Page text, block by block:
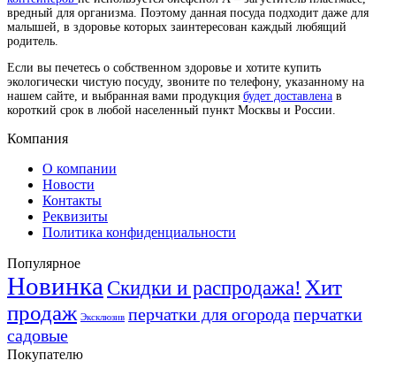
вредный для организма. Поэтому данная посуда подходит даже для
малышей, в здоровье которых заинтересован каждый любящий
родитель.
Если вы печетесь о собственном здоровье и хотите купить
экологически чистую посуду, звоните по телефону, указанному на
нашем сайте, и выбранная вами продукция будет доставлена в
короткий срок в любой населенный пункт Москвы и России.
Компания
О компании
Новости
Контакты
Реквизиты
Политика конфиденциальности
Популярное
Новинка Скидки и распродажа! Хит
продаж Эксклюзив перчатки для огорода перчатки
садовые
Покупателю